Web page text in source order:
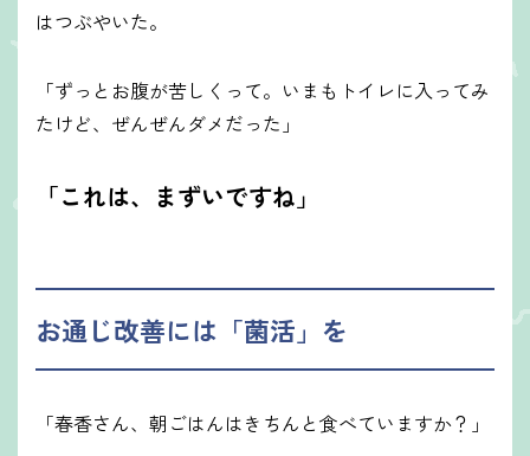
はつぶやいた。
「ずっとお腹が苦しくって。いまもトイレに入ってみ
たけど、ぜんぜんダメだった」
「これは、まずいですね」
お通じ改善には「菌活」を
「春香さん、朝ごはんはきちんと食べていますか？」